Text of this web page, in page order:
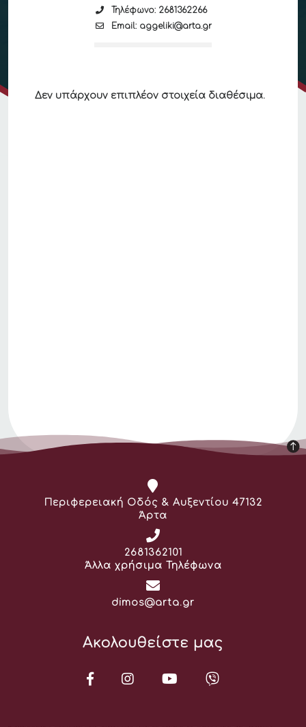
Τηλέφωνο: 2681362266
Email: aggeliki@arta.gr
Δεν υπάρχουν επιπλέον στοιχεία διαθέσιμα.
Διεύθυνση:
Περιφερειακή Οδός & Αυξεντίου 47132
Άρτα
Τηλέφωνο:
2681362101
Άλλα χρήσιμα Τηλέφωνα
Email:
dimos@arta.gr
Ακολουθείστε μας